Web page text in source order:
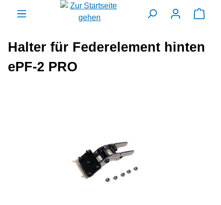
springen
Halter für Federelement hinten
ePF-2 PRO